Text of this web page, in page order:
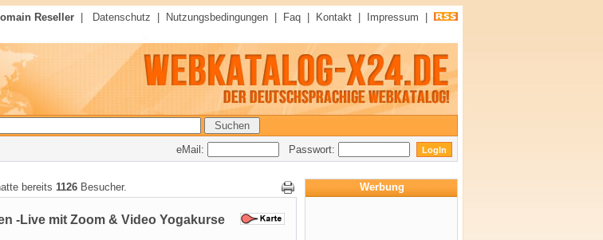
Reseller Datenschutz Nutzungsbedingungen Faq Kontakt Impressum
eMail: Passwort:
bereits 1126 Besucher.
-Live mit Zoom & Video Yogakurse
Werbung